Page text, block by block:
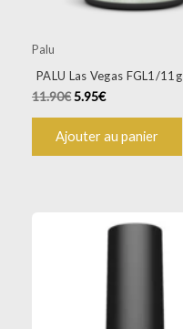
Palu
PALU Las Vegas FGL1/11g
11.90€5.95€
Ajouter au panier